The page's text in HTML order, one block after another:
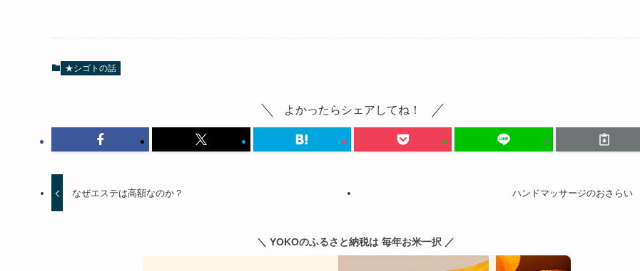
★シゴトの話
よかったらシェアしてね！
なぜエステは高額なのか？ ハンドマッサージのおさらい
＼ YOKOのふるさと納税は 毎年お米一択 ／